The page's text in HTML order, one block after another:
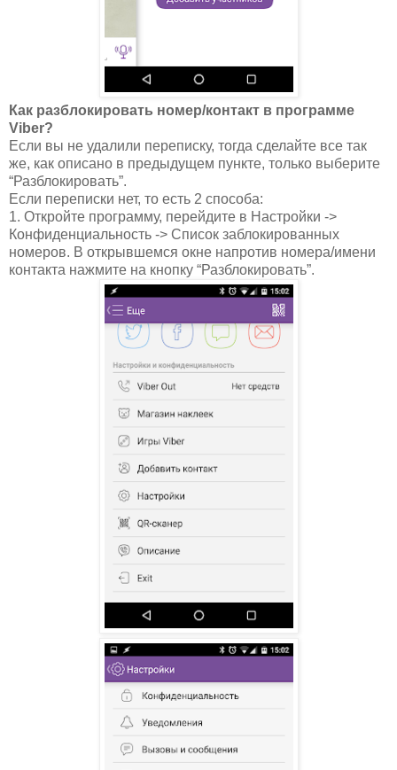
Как разблокировать номер/контакт в программе
Viber?
Если вы не удалили переписку, тогда сделайте все так
же, как описано в предыдущем пункте, только выберите
“Разблокировать”.
Если переписки нет, то есть 2 способа:
1. Откройте программу, перейдите в Настройки ->
Конфиденциальность -> Список заблокированных
номеров. В открывшемся окне напротив номера/имени
контакта нажмите на кнопку “Разблокировать”.